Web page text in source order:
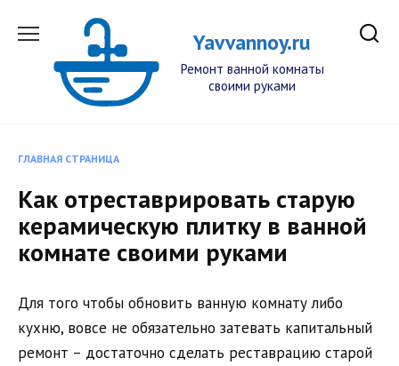
Yavvannoy.ru
Ремонт ванной комнаты
своими руками
ГЛАВНАЯ СТРАНИЦА
Как отреставрировать старую
керамическую плитку в ванной
комнате своими руками
Для того чтобы обновить ванную комнату либо
кухню, вовсе не обязательно затевать капитальный
ремонт – достаточно сделать реставрацию старой